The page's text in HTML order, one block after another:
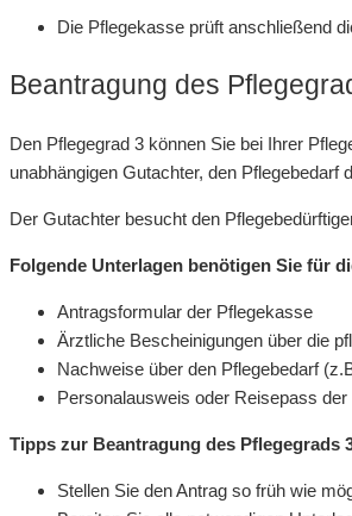
Die Pflegekasse prüft anschließend
Beantragung des
Den Pflegegrad 3 können Sie bei Ihrer
unabhängigen Gutachter, den Pflegebedarf
Der Gutachter besucht den
Folgende Unterlagen benötigen Sie für
Antragsformular der Pflegekasse
Ärztliche Bescheinigungen über die
Nachweise über den Pflegebedarf
Personalausweis oder Reisepass
Tipps zur Beantragung des Pflegegrads
Stellen Sie den Antrag so früh wie